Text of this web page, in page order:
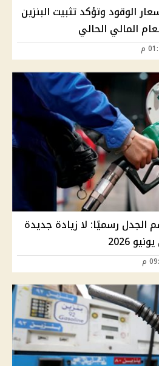
الوقود وتؤكد تثبيت البنزين
المالي الحالي
الجدل رسميًا: لا زيادة جديدة
2026